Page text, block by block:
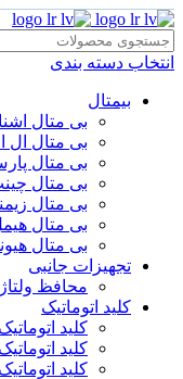
انتخاب دسته بندی
بیمتال
بی متال
بی متال ال
بی متال
بی متال
بی متال
بی متال
بی متال
تجهیزات جانبی
محافظ
کلید اتوماتیک
کلید
کلید
کلید